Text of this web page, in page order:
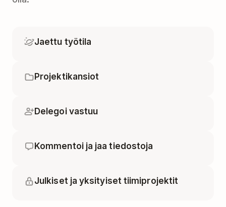
Jaettu työtila
Projektikansiot
Delegoi vastuu
Kommentoi ja jaa tiedostoja
Julkiset ja yksityiset tiimiprojektit